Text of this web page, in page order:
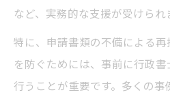
など、実務的な支援が受けられ
特に、申請書類の不備による
を防ぐためには、事前に行政
行うことが重要です。多くの事